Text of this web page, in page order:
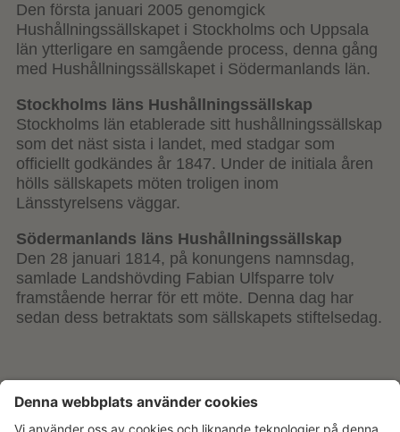
Den första januari 2005 genomgick
Hushållningssällskapet i Stockholms och Uppsala
län ytterligare en samgående process, denna gång
med Hushållningssällskapet i Södermanlands län.
Stockholms läns Hushållningssällskap
Stockholms län etablerade sitt hushållningssällskap
som det näst sista i landet, med stadgar som
officiellt godkändes år 1847. Under de initiala åren
hölls sällskapets möten troligen inom
Länsstyrelsens väggar.
Södermanlands läns Hushållningssällskap
Den 28 januari 1814, på konungens namnsdag,
samlade Landshövding Fabian Ulfsparre tolv
framstående herrar för ett möte. Denna dag har
sedan dess betraktats som sällskapets stiftelsedag.